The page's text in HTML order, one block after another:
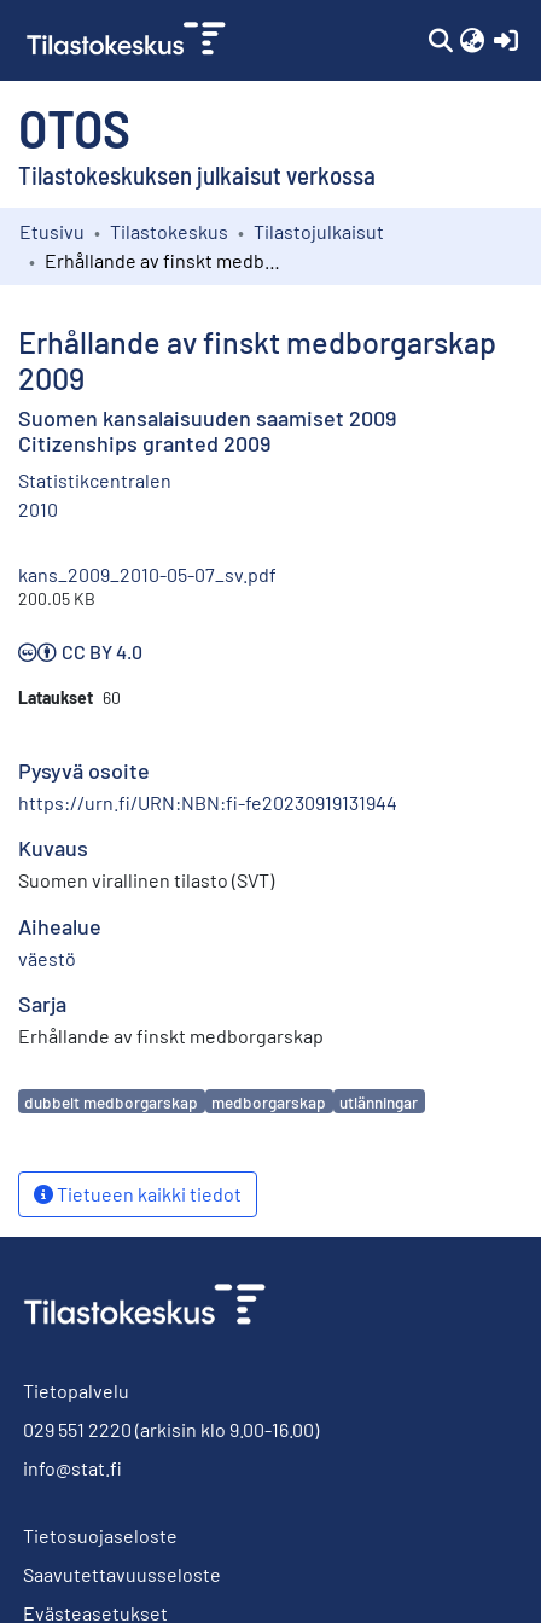
OTOS
Tilastokeskuksen julkaisut verkossa
Kokoelmat
Etusivu Tilastokeskus
Tilastojulkaisut
Erhållande av finskt medborgarskap
2009
Suomen kansalaisuuden saamiset 2009
Citizenships granted 2009
Statistikcentralen
2010
kans_2009_2010-05-07_sv.pdf
200.05 KB
CC BY 4.0
Lataukset 60
Pysyvä osoite
https://urn.fi/URN:NBN:fi-fe20230919131944
Kuvaus
Suomen virallinen tilasto (SVT)
Aihealue
väestö
Sarja
Erhållande av finskt medborgarskap
Avainsanat
dubbelt medborgarskap medborgarskap utlänningar
Tietueen kaikki tiedot
Tietopalvelu
029 551 2220 (arkisin klo 9.00-16.00)
info@stat.fi
Tietosuojaseloste
Saavutettavuusseloste
Evästeasetukset